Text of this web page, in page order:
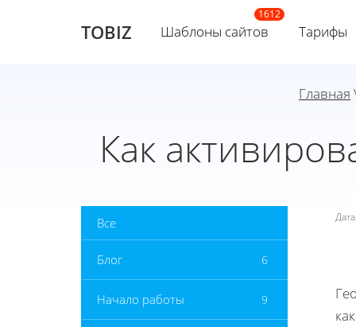
TOBIZ Шаблоны сайтов Тарифы
Главная
Как
Все
Блог 6
Начало работы 9